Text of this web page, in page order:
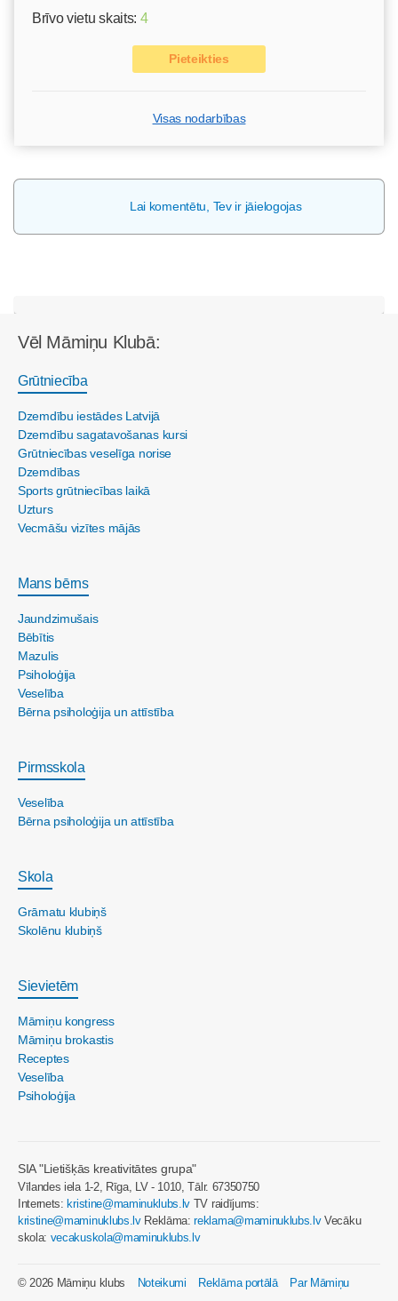
Brīvo vietu skaits: 4
Pieteikties
Visas nodarbības
Lai komentētu, Tev ir jāielogojas
Vēl Māmiņu Klubā:
Grūtniecība
Dzemdību iestādes Latvijā
Dzemdību sagatavošanas kursi
Grūtniecības veselīga norise
Dzemdības
Sports grūtniecības laikā
Uzturs
Vecmāšu vizītes mājās
Mans bērns
Jaundzimušais
Bēbītis
Mazulis
Psiholoģija
Veselība
Bērna psiholoģija un attīstība
Pirmsskola
Veselība
Bērna psiholoģija un attīstība
Skola
Grāmatu klubiņš
Skolēnu klubiņš
Sievietēm
Māmiņu kongress
Māmiņu brokastis
Receptes
Veselība
Psiholoģija
SIA "Lietišķās kreativitātes grupa"
Vīlandes iela 1-2, Rīga, LV - 1010, Tālr. 67350750
Internets:kristine@maminuklubs.lv TV raidījums:
kristine@maminuklubs.lvReklāma:reklama@maminuklubs.lvVecāku
skola: vecakuskola@maminuklubs.lv
© 2026 Māmiņu klubs Noteikumi Reklāma portālā
Par Māmiņu